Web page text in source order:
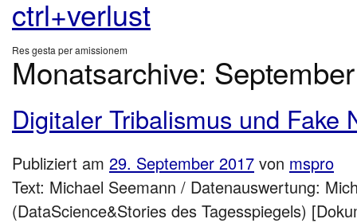
ctrl+verlust
Res gesta per amissionem
Monatsarchive:
Digitaler Tribalismus und Fake
Publiziert am 29. September 2017 von mspro
Text: Michael Seemann / Datenauswertung:
(DataScience&Stories des Tagesspiegels)